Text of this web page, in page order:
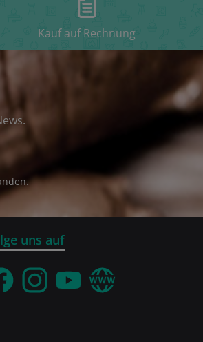
Kauf auf Rechnung
uns auf
InstagramYouTubeWebseite